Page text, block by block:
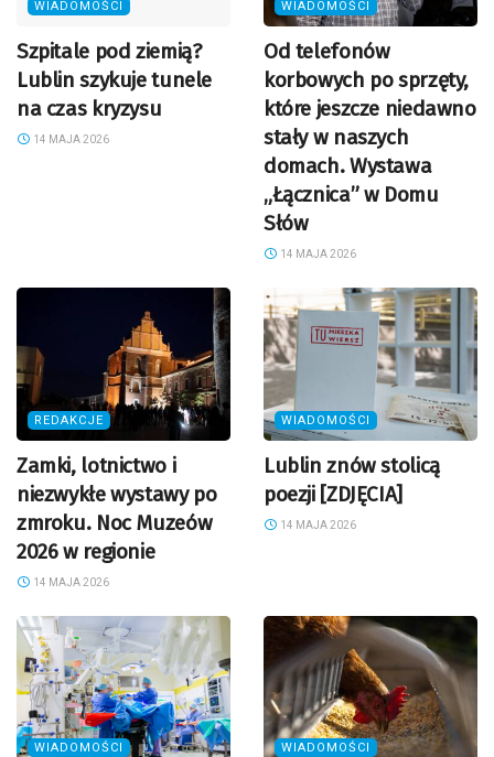
WIADOMOŚCI
Szpitale pod ziemią?
Lublin szykuje tunele
na czas kryzysu
14 MAJA 2026
WIADOMOŚCI
Od telefonów
korbowych po sprzęty,
które jeszcze niedawno
stały w naszych
domach. Wystawa
„Łącznica” w Domu
Słów
14 MAJA 2026
REDAKCJE
Zamki, lotnictwo i
niezwykłe wystawy po
zmroku. Noc Muzeów
2026 w regionie
14 MAJA 2026
WIADOMOŚCI
Lublin znów stolicą
poezji [ZDJĘCIA]
14 MAJA 2026
WIADOMOŚCI WIADOMOŚCI